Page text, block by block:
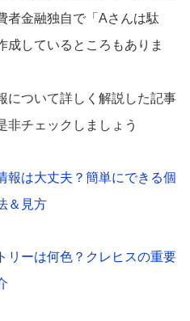
者金融独自で「Aさんは駄
成しているところもありま
ついて詳しく解説した記事
非チェックしましょう
は大丈夫？簡単にできる個
＆見方
ーは何色？クレヒスの重要